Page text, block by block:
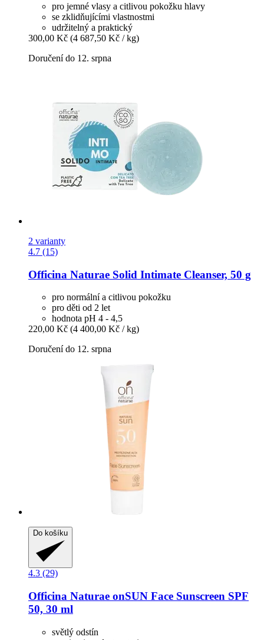
pro jemné vlasy a citlivou pokožku hlavy
se zklidňujícími vlastnostmi
udržitelný a praktický
300,00 Kč (4 687,50 Kč / kg)
Doručení do 12. srpna
2 varianty
4.7 (15)
Officina Naturae Solid Intimate Cleanser, 50 g
pro normální a citlivou pokožku
pro děti od 2 let
hodnota pH 4 - 4,5
220,00 Kč (4 400,00 Kč / kg)
Doručení do 12. srpna
Do košíku
4.3 (29)
Officina Naturae onSUN Face Sunscreen SPF
50, 30 ml
světlý odstín